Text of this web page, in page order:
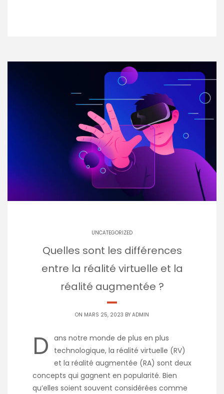
UNCATEGORIZED
Quelles sont les différences
entre la réalité virtuelle et la
réalité augmentée ?
ON MARS 25, 2023 BY ADMIN
D ans notre monde de plus en plus
technologique, la réalité virtuelle (RV)
et la réalité augmentée (RA) sont deux
concepts qui gagnent en popularité. Bien
qu’elles soient souvent considérées comme